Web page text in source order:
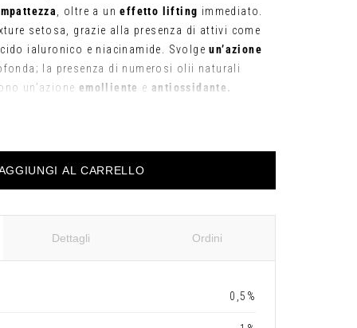
, oltre a uneffetto lifting immediato.
setosa, grazie alla presenza di attivi come
ialuronico e niacinamide. Svolgeun’azione
la presenza di numerosi olii naturali
un’azione emolliente e antiossidante.
AL CARRELLO
Dettagli Ordini
0,5%